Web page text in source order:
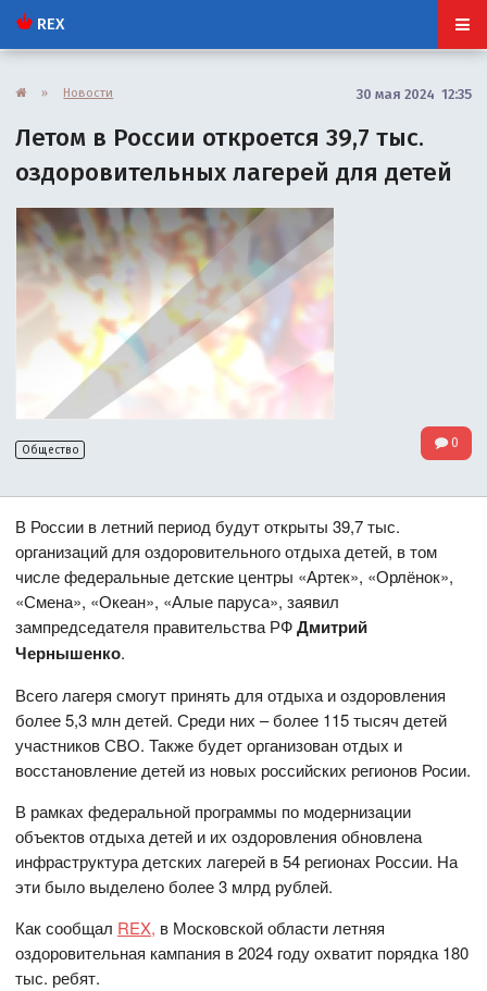
REX
» Новости 30 мая 2024 12:35
Летом в России откроется 39,7 тыс.
оздоровительных лагерей для детей
Общество 0
В России в летний период будут открыты 39,7 тыс.
организаций для оздоровительного отдыха детей, в том
числе федеральные детские центры «Артек», «Орлёнок»,
«Смена», «Океан», «Алые паруса», заявил
зампредседателя правительства РФДмитрий
Чернышенко.
Всего лагеря смогут принять для отдыха и оздоровления
более 5,3 млн детей. Среди них – более 115 тысяч детей
участников СВО. Также будет организован отдых и
восстановление детей из новых российских регионов Росии.
В рамках федеральной программы по модернизации
объектов отдыха детей и их оздоровления обновлена
инфраструктура детских лагерей в 54 регионах России. На
эти было выделено более 3 млрд рублей.
Как сообщал REX, в Московской области летняя
оздоровительная кампания в 2024 году охватит порядка 180
тыс. ребят.